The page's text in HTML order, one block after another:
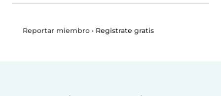
Reportar miembro• Registrate gratis